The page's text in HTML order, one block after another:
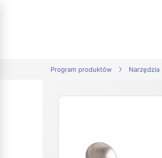
Program produktów Narzędzia